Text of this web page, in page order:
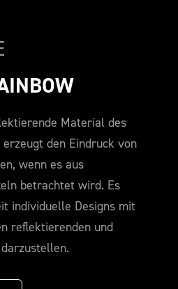
Material des
erzeugt den Eindruck von
wenn es aus
betrachtet wird. Es
individuelle Designs mit
reflektierenden und